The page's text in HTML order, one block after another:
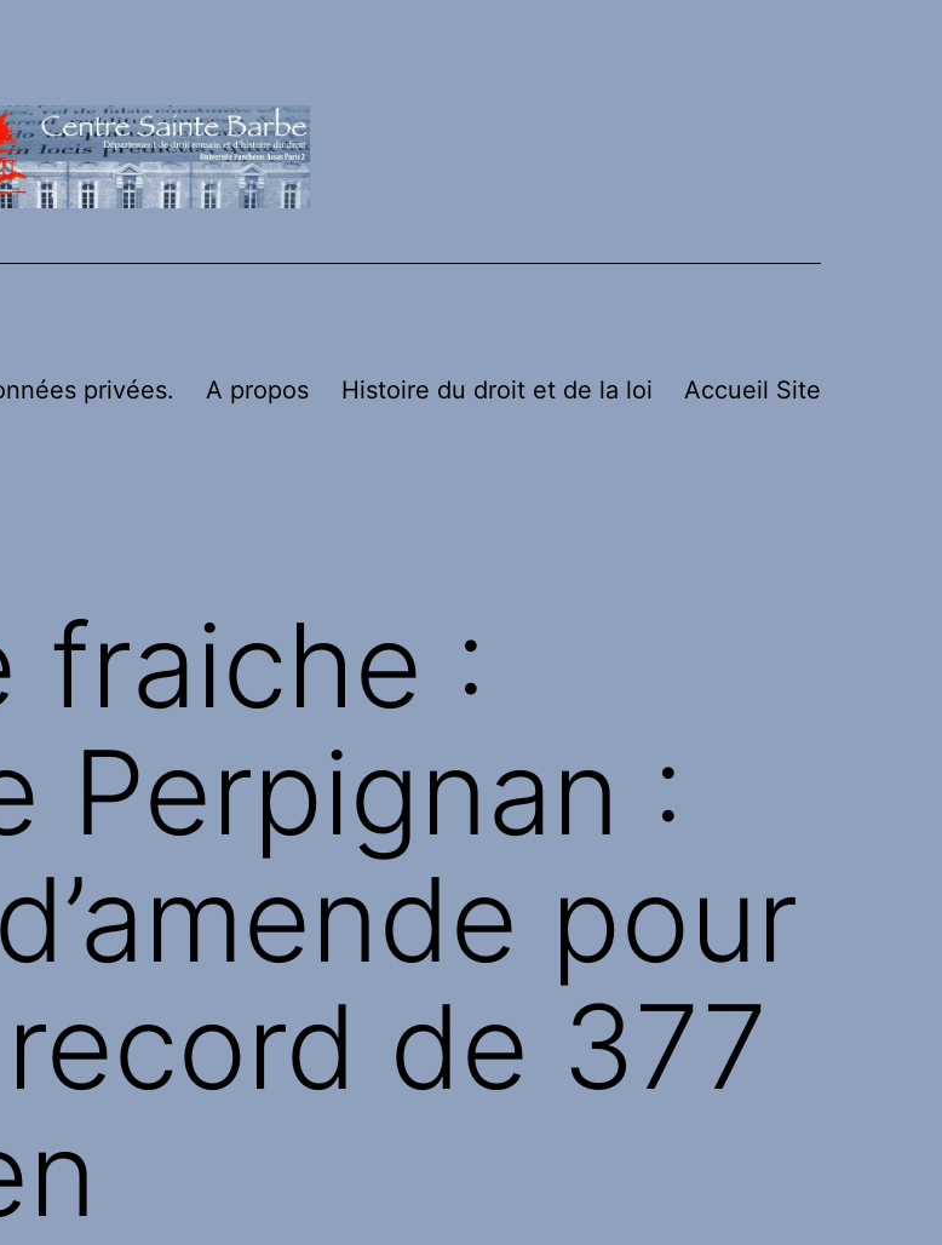
privées. A propos Histoire du droit et de la loi Accueil Site
fraiche :
Perpignan :
pour
de 377